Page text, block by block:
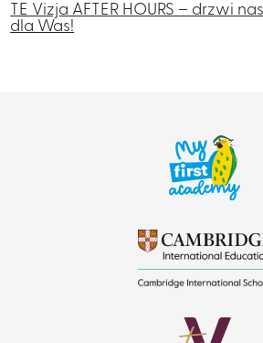
TE Vizja AFTER HOURS – drzwi
dla Was!